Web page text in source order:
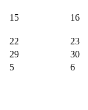
15 16
22
23
29
30
5 6